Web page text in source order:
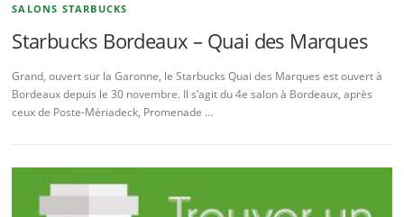
SALONS STARBUCKS
Starbucks Bordeaux – Quai des Marques
Grand, ouvert sur la Garonne, le Starbucks Quai des Marques est ouvert à
Bordeaux depuis le 30 novembre. Il s’agit du 4e salon à Bordeaux, après
ceux de Poste-Mériadeck, Promenade …